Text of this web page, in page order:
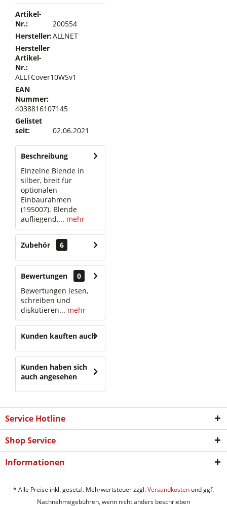
Artikel-
Nr.:
200554
Hersteller:ALLNET
Hersteller
Artikel-
Nr.:
ALLTCover10WSv1
EAN
Nummer:
4038816107145
Gelistet
seit:
02.06.2021
Beschreibung
Einzelne Blende in
silber, breit für
optionalen
Einbaurahmen
(195007). Blende
aufliegend,... mehr
Zubehör 6
Bewertungen
0
Bewertungen lesen,
schreiben und
diskutieren... mehr
Kunden kauften auch
Kunden haben sich
auch angesehen
Service Hotline
Shop Service
Informationen
* Alle Preise inkl. gesetzl. Mehrwertsteuer zzgl.Versandkosten und ggf.
Nachnahmegebühren, wenn nicht anders beschrieben